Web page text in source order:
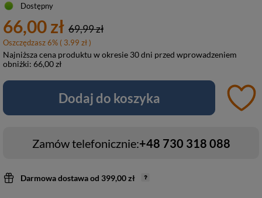
Dostępny
66,00 zł 69,99 zł
Oszczędzasz6% ( 3.99 zł )
Najniższa cena produktu w okresie 30 dni przed wprowadzeniem
obniżki: 66,00 zł
Dodaj do koszyka
Zamów telefonicznie:+48 730 318 088
Darmowa dostawaod 399,00 zł